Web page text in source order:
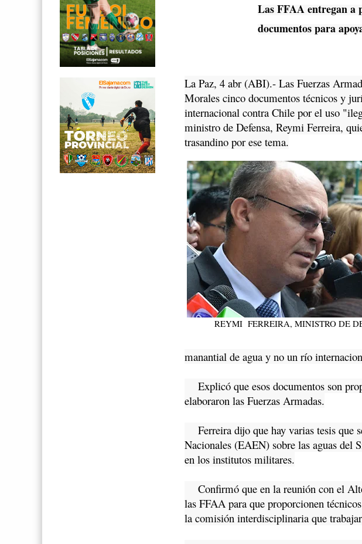
Las FFAA entregan a
documentos para
La Paz, 4 abr (ABI).- Las Fuerzas
Morales cinco documentos técnicos y
internacional contra Chile por el uso
ministro de Defensa, Reymi Ferreira,
trasandino por ese tema.
REYMI FERREIRA, MINISTRO DE
manantial de agua y no un río
Explicó que esos documentos son
elaboraron las Fuerzas Armadas.
Ferreira dijo que hay varias tesis que
Nacionales (EAEN) sobre las aguas del
en los institutos militares.
Confirmó que en la reunión con el
las FFAA para que proporcionen
la comisión interdisciplinaria que